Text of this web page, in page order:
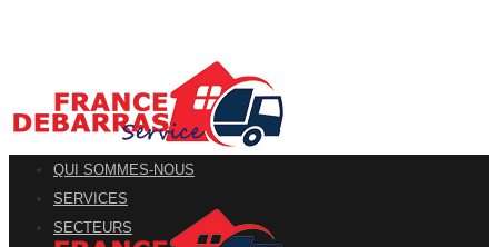
QUI SOMMES-NOUS
SERVICES
SECTEURS